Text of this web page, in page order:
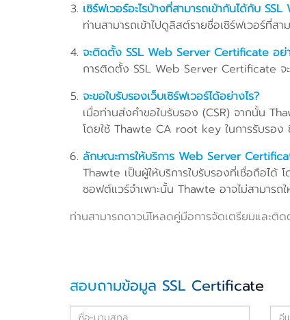
เซิร์ฟเวอร์อะไรบ้างที่สามารถเข้ากันได้กับ
ท่านสามารถเข้าไปดูลิสต์รายชื่อเซิร์ฟเวอร์ที่
จะติดตั้ง SSL Web Server Certificate อย่
การติดตั้ง SSL Web Server Certificate จะ
จะขอใบรับรองเว็บเซิร์ฟเวอร์ได้อย่างไร?
เมื่อท่านส่งคำขอใบรับรอง (CSR) จากนั้น
โดยใช้ Thawte CA root key ในการรับรอง
ลักษณะการให้บริการ Web Server
Thawte เป็นผู้ให้บริการใบรับรองที่เชื่อถือไ
ซอฟต์แวร์จำเพาะนั้น Thawte อาจไม่สามาร
ท่านสามารถดาวน์โหลดคู่มือการจัดเตรียมและติ
สอบถามข้อมูล SSL Certificate